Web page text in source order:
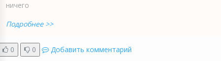
ничего
Подробнее >>
0 0 Добавить комментарий